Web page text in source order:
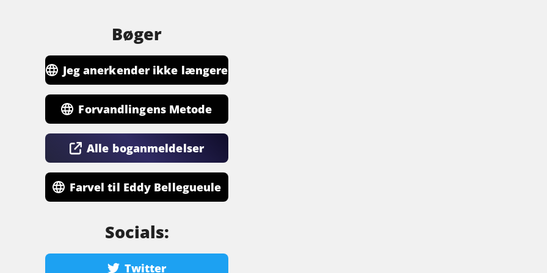
Bøger
Jeg anerkender ikke længere
jeres autoritet.
Forvandlingens Metode
Alle boganmeldelser
Farvel til Eddy Bellegueule
Socials:
Twitter